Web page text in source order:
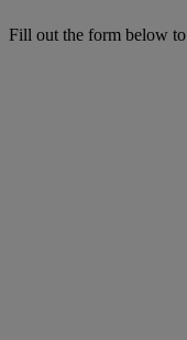
Fill out the form below to